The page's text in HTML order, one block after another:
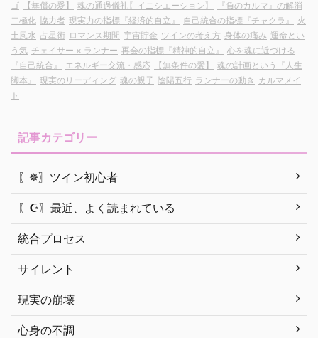
ゴ
【無償の愛】 魂の通過儀礼〖イニシエーション〗
『負のカルマ』の解消
二極化 協力者 現実力の指標『経済的自立』 自己統合の指標『チャクラ』
火
土風水 占星術 ロマンス期間 宇宙貯金 ツインの考え方 身体の痛み 運命とい
う気 チェイサー × ランナー 再会の指標『精神的自立』
心を魂に近づける
『自己統合』
エネルギー交流・感応 【無条件の愛】
魂の計画という『人生
脚本』
現実のリーディング 魂の親子 陰陽五行 ランナーの動き
カルマメイ
ト
記事カテゴリー
〖✵〗ツイン初心者
〖☪︎〗最近、よく読まれている
統合プロセス
サイレント
現実の崩壊
心身の不調